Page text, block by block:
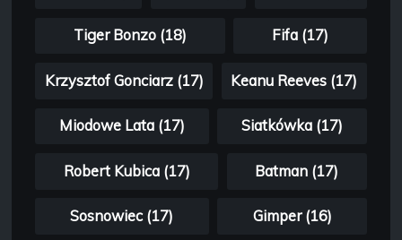
Tiger Bonzo (18) Fifa (17)
Krzysztof Gonciarz (17) Keanu Reeves (17)
Miodowe Lata (17) Siatkówka (17)
Robert Kubica (17) Batman (17)
Sosnowiec (17) Gimper (16)